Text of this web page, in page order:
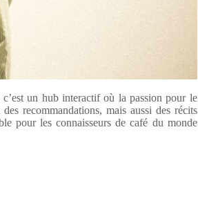
un hub interactif où la passion pour le
recommandations, mais aussi des récits
pour les connaisseurs de café du monde